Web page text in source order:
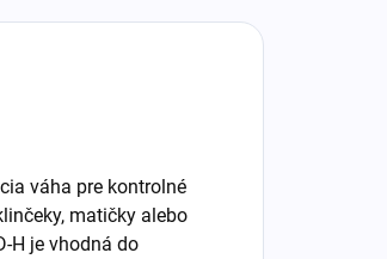
váha pre kontrolné
matičky alebo
H je vhodná do